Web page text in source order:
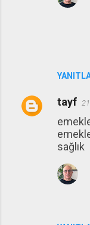
tayf
sağlık